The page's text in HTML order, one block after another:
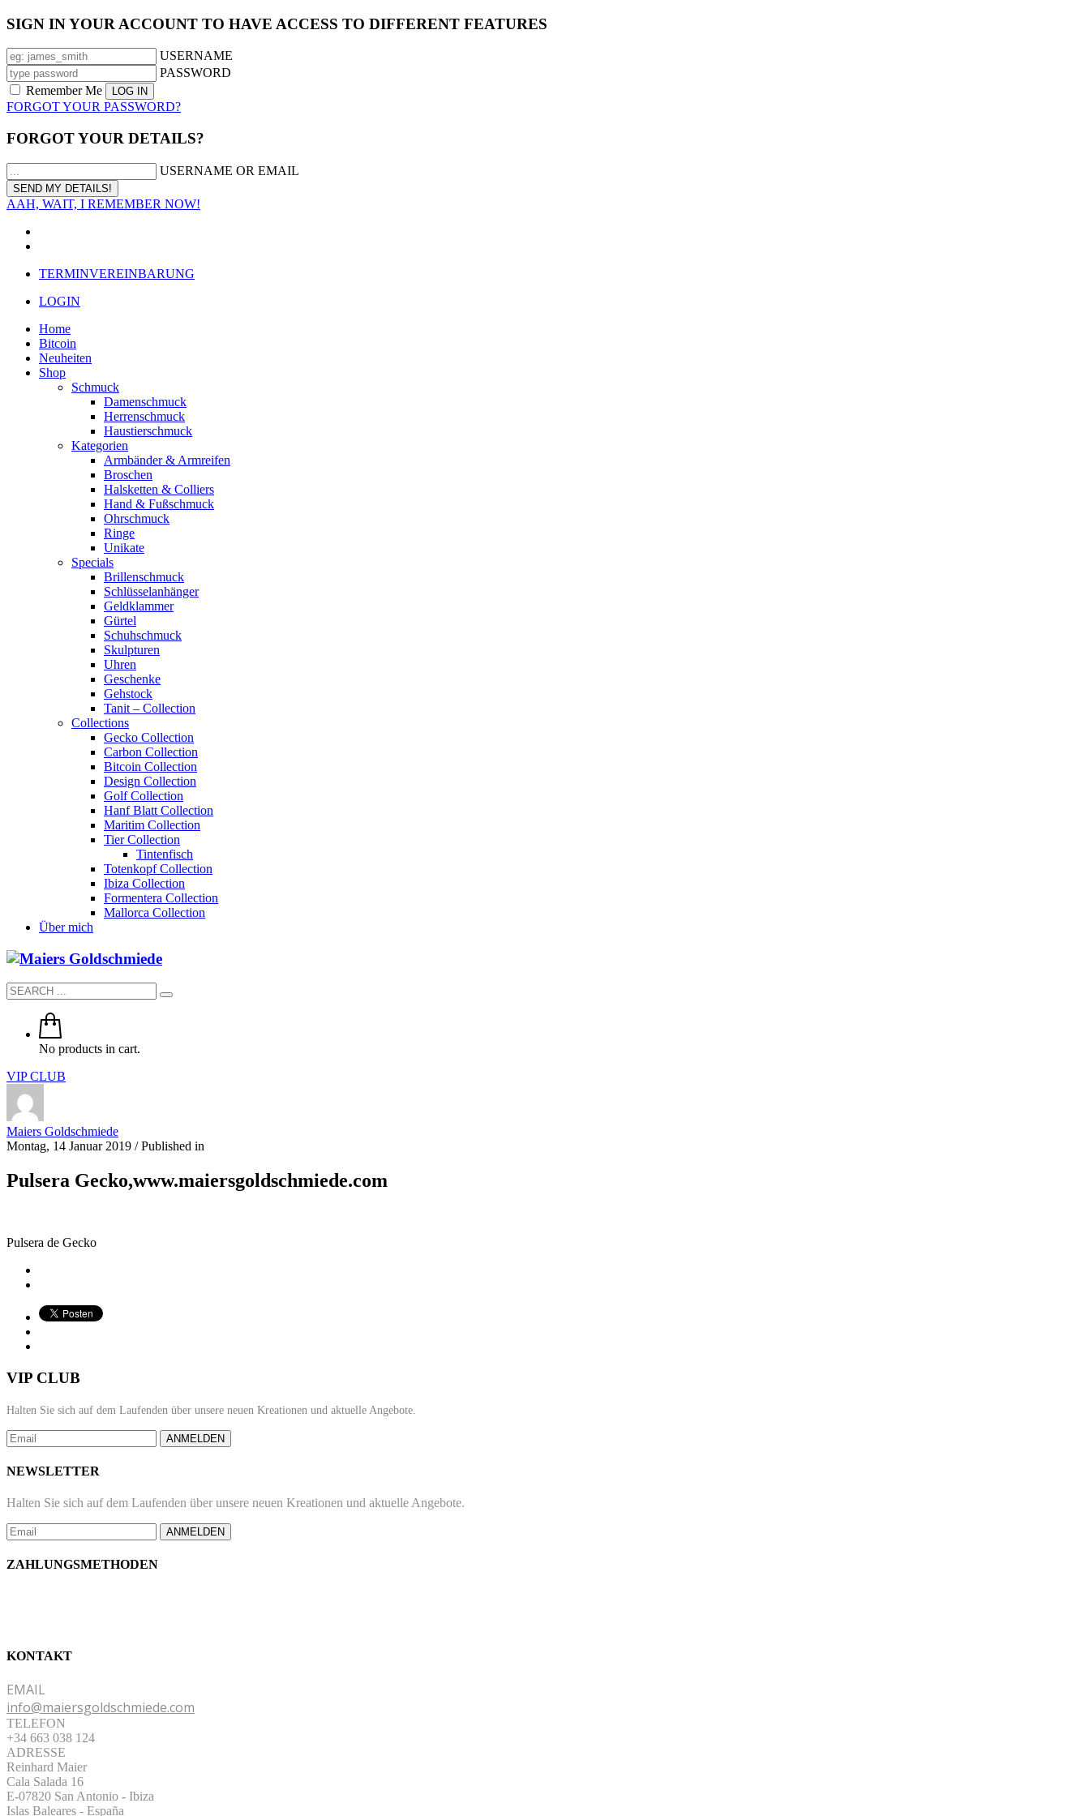
SIGN IN YOUR ACCOUNT TO HAVE ACCESS TO DIFFERENT FEATURES
USERNAME
PASSWORD
Remember Me
FORGOT YOUR PASSWORD?
FORGOT YOUR DETAILS?
USERNAME OR EMAIL
AAH, WAIT, I REMEMBER NOW!
TERMINVEREINBARUNG
LOGIN
Home
Bitcoin
Neuheiten
Shop
Schmuck
Damenschmuck
Herrenschmuck
Haustierschmuck
Kategorien
Armbänder & Armreifen
Broschen
Halsketten & Colliers
Hand & Fußschmuck
Ohrschmuck
Ringe
Unikate
Specials
Brillenschmuck
Schlüsselanhänger
Geldklammer
Gürtel
Schuhschmuck
Skulpturen
Uhren
Geschenke
Gehstock
Tanit – Collection
Collections
Gecko Collection
Carbon Collection
Bitcoin Collection
Design Collection
Golf Collection
Hanf Blatt Collection
Maritim Collection
Tier Collection
Tintenfisch
Totenkopf Collection
Ibiza Collection
Formentera Collection
Mallorca Collection
Über mich
No products in cart.
VIP CLUB
Maiers Goldschmiede
Montag, 14 Januar 2019 /Published in
Pulsera Gecko,www.maiersgoldschmiede.com
Pulsera de Gecko
VIP CLUB
Halten Sie sich auf dem Laufenden über unsere neuen Kreationen und aktuelle Angebote.
ANMELDEN
NEWSLETTER
Halten Sie sich auf dem Laufenden über unsere neuen Kreationen und aktuelle Angebote.
ANMELDEN
ZAHLUNGSMETHODEN
KONTAKT
EMAIL
info@maiersgoldschmiede.com
TELEFON
+34 663 038 124
ADRESSE
Reinhard Maier
Cala Salada 16
E-07820 San Antonio - Ibiza
Islas Baleares - España